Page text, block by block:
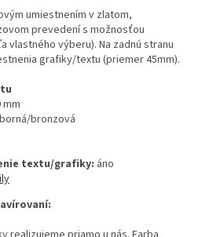
umiestnením v zlatom,
prevedení s možnosťou
vlastného výberu). Na zadnú stranu
grafiky/textu (priemer 45mm).
bronzová
textu/grafiky: áno